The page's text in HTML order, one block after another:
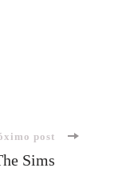
post
Sims